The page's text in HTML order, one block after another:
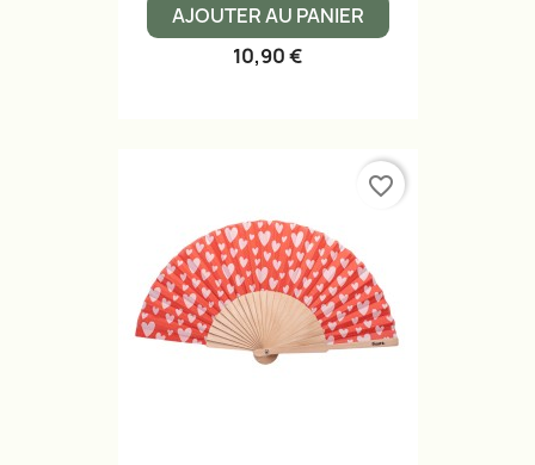
AJOUTER AU PANIER
10,90 €
favorite_border